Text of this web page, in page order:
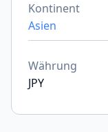
Kontinent
Asien
Währung
JPY